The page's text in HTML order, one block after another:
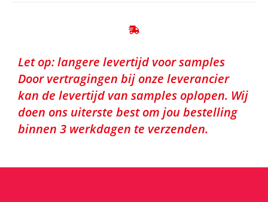
Let op: langere levertijd voor samples
Door vertragingen bij onze leverancier
kan de levertijd van samples oplopen. Wij
doen ons uiterste best om jou bestelling
binnen 3 werkdagen te verzenden.